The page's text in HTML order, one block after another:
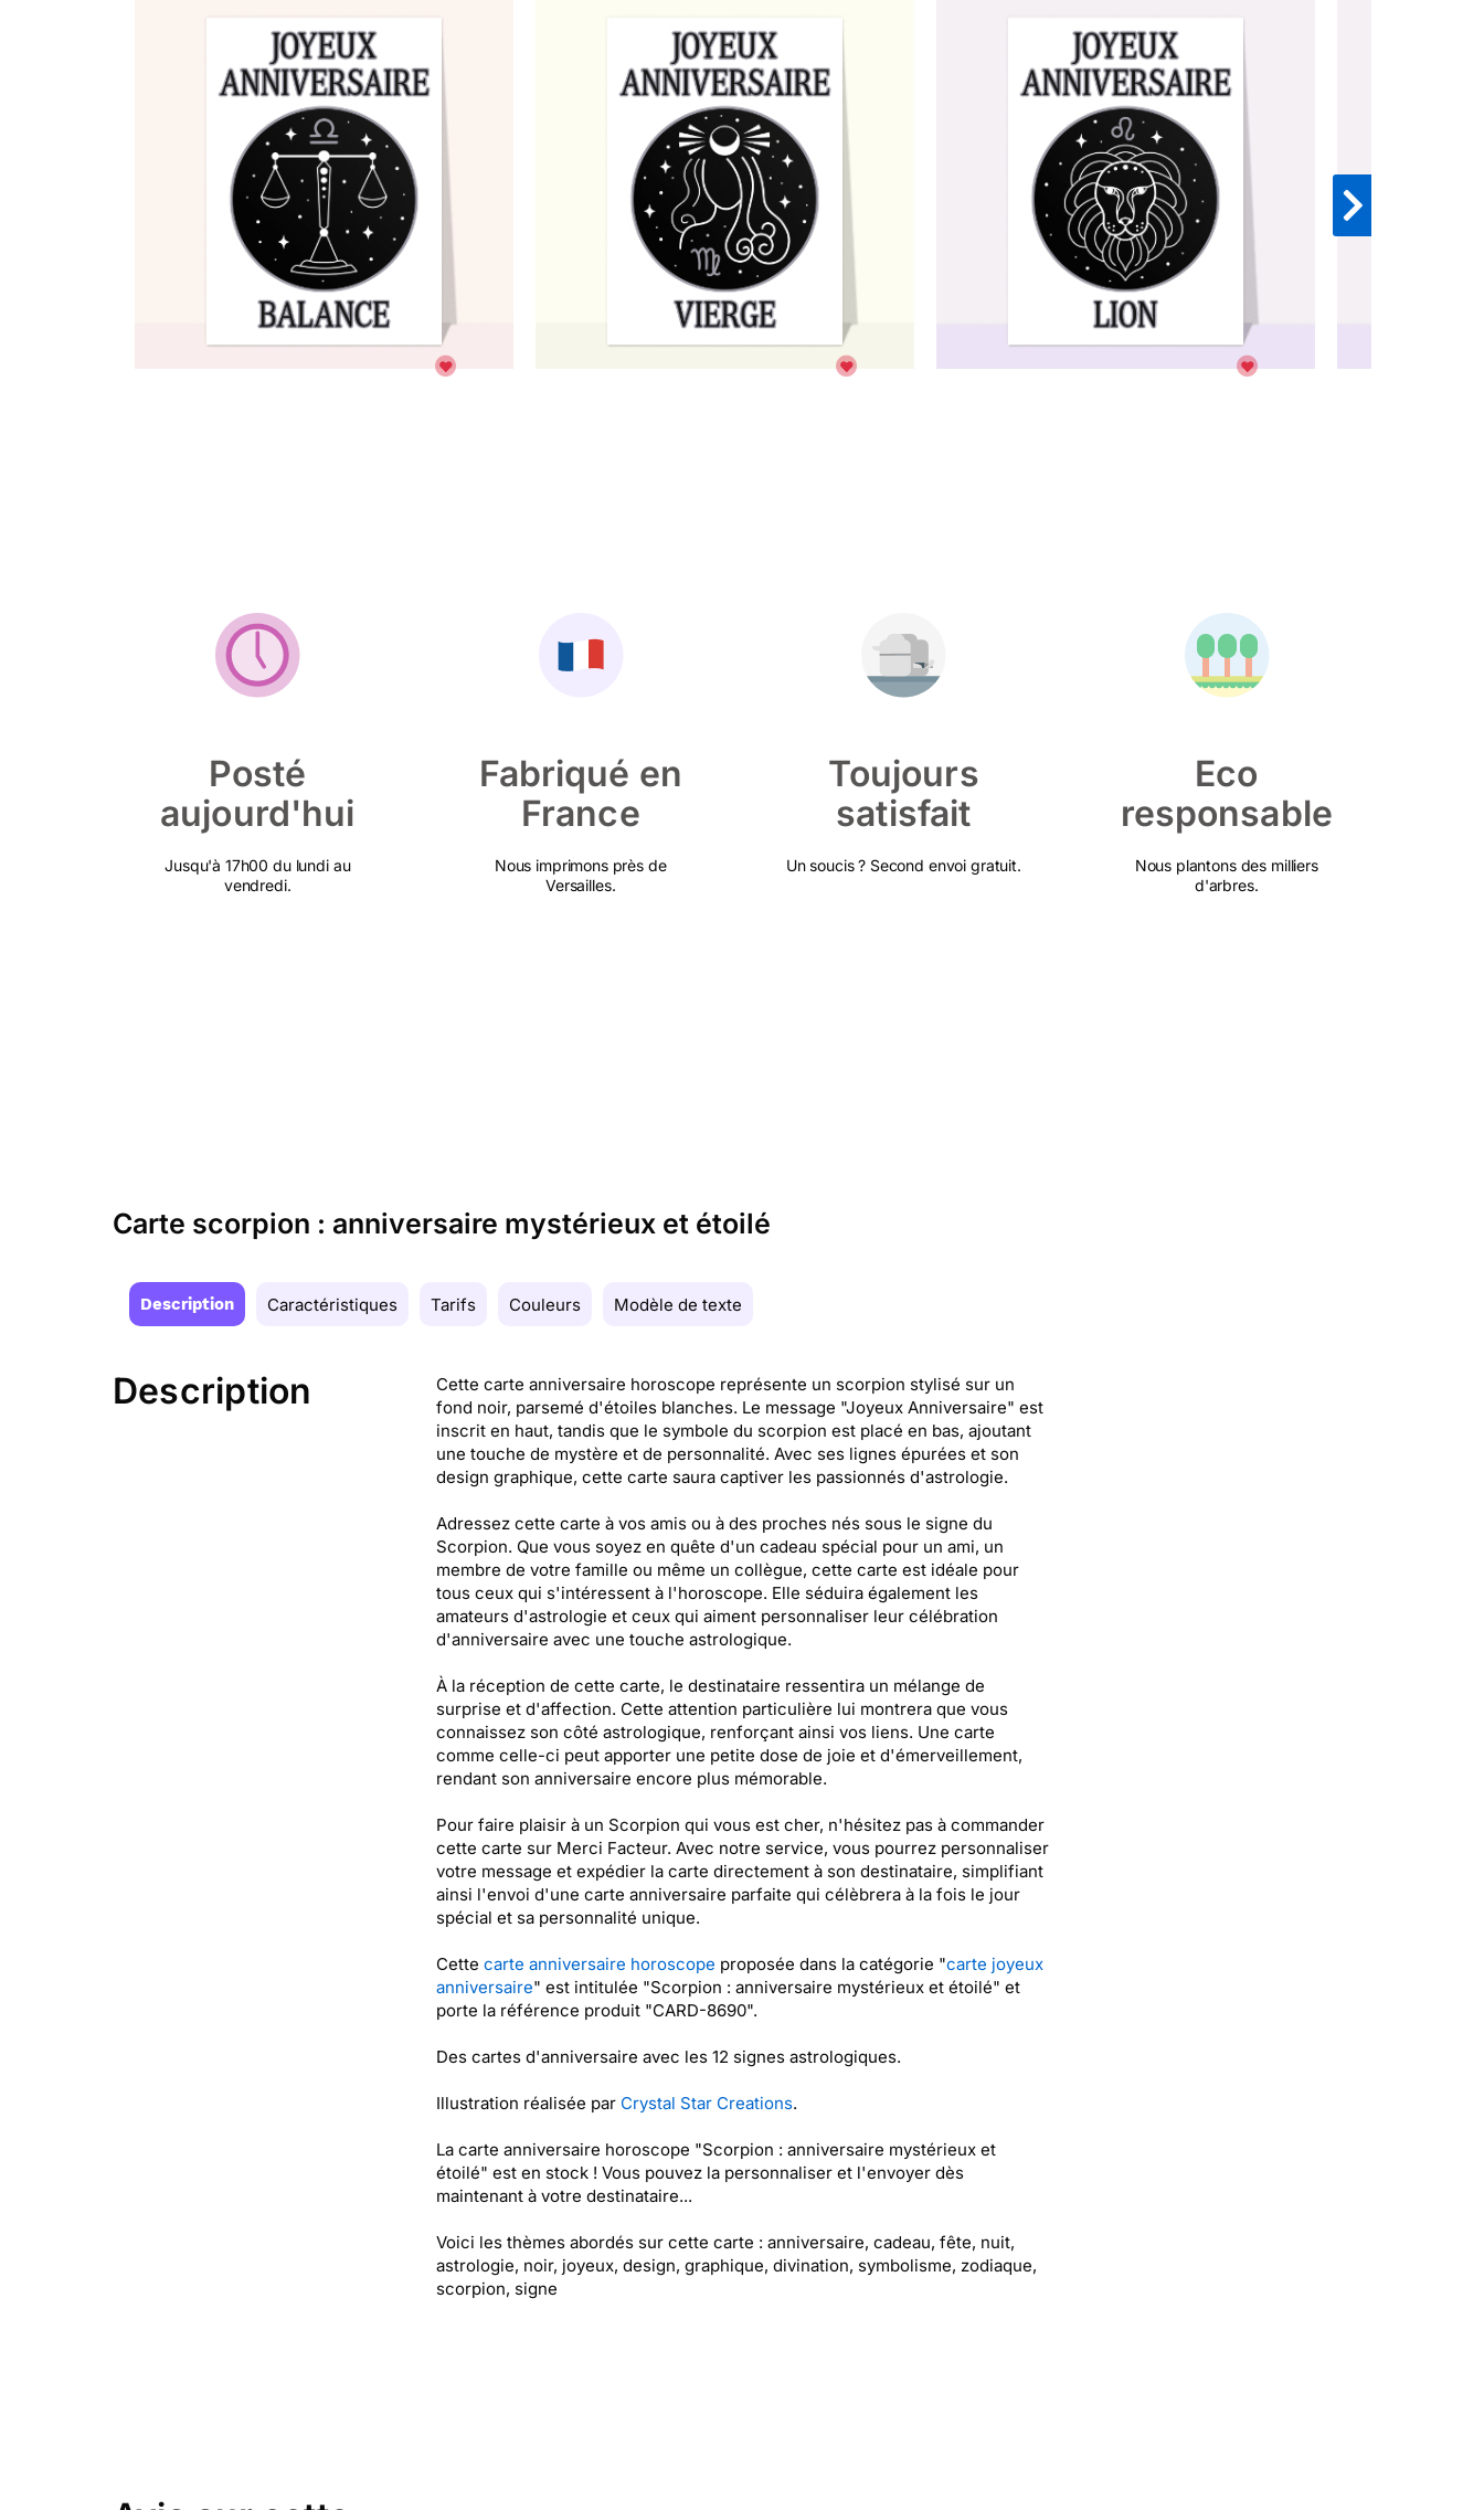
Posté
aujourd'hui
Jusqu'à 17h00 du lundi au
vendredi.
Fabriqué en
France
Nous imprimons près de
Versailles.
Toujours
satisfait
Un soucis ? Second envoi gratuit.
Eco
responsable
Nous plantons des milliers
d'arbres.
Carte scorpion : anniversaire mystérieux et étoilé
Description Caractéristiques Tarifs Couleurs Modèle de texte
Description
Cette carte anniversaire horoscope représente un scorpion stylisé sur un
fond noir, parsemé d'étoiles blanches. Le message "Joyeux Anniversaire" est
inscrit en haut, tandis que le symbole du scorpion est placé en bas, ajoutant
une touche de mystère et de personnalité. Avec ses lignes épurées et son
design graphique, cette carte saura captiver les passionnés d'astrologie.
Adressez cette carte à vos amis ou à des proches nés sous le signe du
Scorpion. Que vous soyez en quête d'un cadeau spécial pour un ami, un
membre de votre famille ou même un collègue, cette carte est idéale pour
tous ceux qui s'intéressent à l'horoscope. Elle séduira également les
amateurs d'astrologie et ceux qui aiment personnaliser leur célébration
d'anniversaire avec une touche astrologique.
À la réception de cette carte, le destinataire ressentira un mélange de
surprise et d'affection. Cette attention particulière lui montrera que vous
connaissez son côté astrologique, renforçant ainsi vos liens. Une carte
comme celle-ci peut apporter une petite dose de joie et d'émerveillement,
rendant son anniversaire encore plus mémorable.
Pour faire plaisir à un Scorpion qui vous est cher, n'hésitez pas à commander
cette carte sur Merci Facteur. Avec notre service, vous pourrez personnaliser
votre message et expédier la carte directement à son destinataire, simplifiant
ainsi l'envoi d'une carte anniversaire parfaite qui célèbrera à la fois le jour
spécial et sa personnalité unique.
Cette carte anniversaire horoscope proposée dans la catégorie "carte joyeux
anniversaire" est intitulée "Scorpion : anniversaire mystérieux et étoilé" et
porte la référence produit "CARD-8690".
Des cartes d'anniversaire avec les 12 signes astrologiques.
Illustration réalisée par Crystal Star Creations.
La carte anniversaire horoscope "Scorpion : anniversaire mystérieux et
étoilé" est en stock ! Vous pouvez la personnaliser et l'envoyer dès
maintenant à votre destinataire...
Voici les thèmes abordés sur cette carte : anniversaire, cadeau, fête, nuit,
astrologie, noir, joyeux, design, graphique, divination, symbolisme, zodiaque,
scorpion, signe